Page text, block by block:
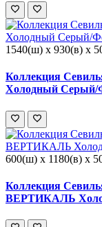
1540(ш) x 930(в) x
Коллекция
Холодный Серый/
600(ш) x 1180(в) x
Коллекция
ВЕРТИКАЛЬ